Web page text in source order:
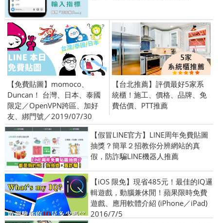
【免費貼圖】momoco、
Duncan！ 台灣、日本、泰國
限定／OpenVPN跨區、加好
友、綁門號／2019/07/30
【台北推薦】評價最好5家系
統櫃！施工、價格、品牌、免
費估價、PTT推薦
【假冒LINE官方】LINE周年免費貼圖
抽獎？簡單２招教你分辨網站的真
假，防詐騙LINE機器人推薦
【iOS 限免】現省485元！最佳的IQ邏
輯遊戲，動腦兼休閒！蘋果限時免費
遊戲、應用軟體介紹 (iPhone／iPad)
2016/7/5